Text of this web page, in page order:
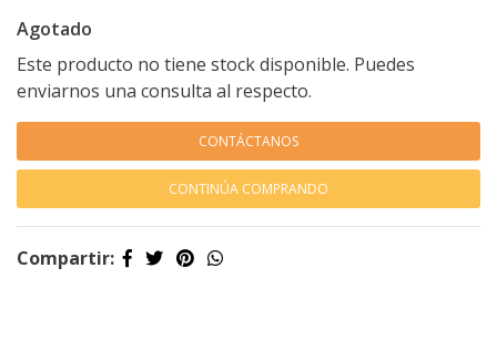
Agotado
Este producto no tiene stock disponible. Puedes
enviarnos una consulta al respecto.
CONTÁCTANOS
CONTINÚA COMPRANDO
Compartir: